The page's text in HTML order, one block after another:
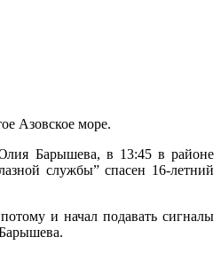
Азовское море.
Барышева, в 13:45 в районе
службы” спасен 16-летний
и начал подавать сигналы